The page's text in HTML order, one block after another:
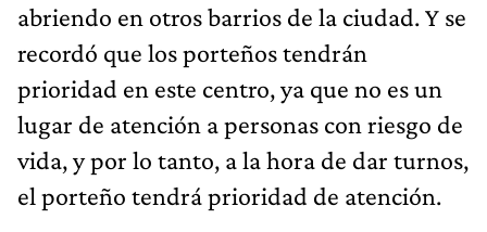
abriendo en otros barrios de la ciudad. Y se
recordó que los porteños tendrán
prioridad en este centro, ya que no es un
lugar de atención a personas con riesgo de
vida, y por lo tanto, a la hora de dar turnos,
el porteño tendrá prioridad de atención.